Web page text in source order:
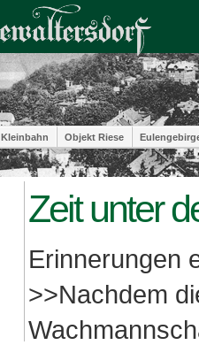
Kleinbahn Objekt Riese
Zeit unter
Erinnerungen
>>Nachdem